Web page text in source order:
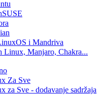
i Mandriva
Manjaro, Chakra...
Za Sve
Sve - dodavanje sadržaja